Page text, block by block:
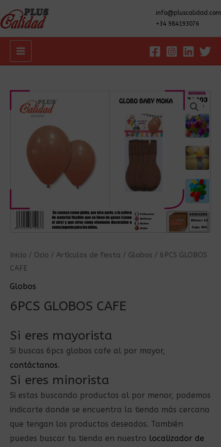
info@pluscalidad.com
+34 984193076
Main
Inicio / Ocio / Artículos de fiesta / Globos / 6PCS GLOBOS
CAFE
Globos
6PCS GLOBOS CAFE
Si eres mayorista
Si buscas 6pcs globos cafe al por mayor,
contáctanos.
Si eres minorista
Si estas buscando productos al por menor, podemos
indicarte donde se encuentra la tienda más cercana
que tengan los productos deseados. También
puedes buscar tu tienda en nuestro localizador de